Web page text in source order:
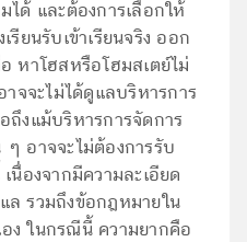
ได้ และต้องการเลือกให้
รียนรับเข้าเรียนจริง ออก
หาโฮสหรือโฮมสเตย์ไม่
าจจะไม่ได้ดูแลบริหารการ
ถึงแม้บริหารการจัดการ
อาจจะไม่ต้องการรับ
นื่องจากมีความละเอียด
ล รวมถึงข้อกฎหมายใน
ง ในกรณีนี้ ความยากคือ